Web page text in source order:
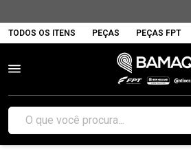
TODOS OS ITENS PEÇAS PEÇAS FPT